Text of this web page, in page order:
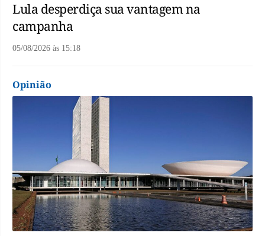
Lula desperdiça sua vantagem na
campanha
05/08/2026 às 15:18
Opinião